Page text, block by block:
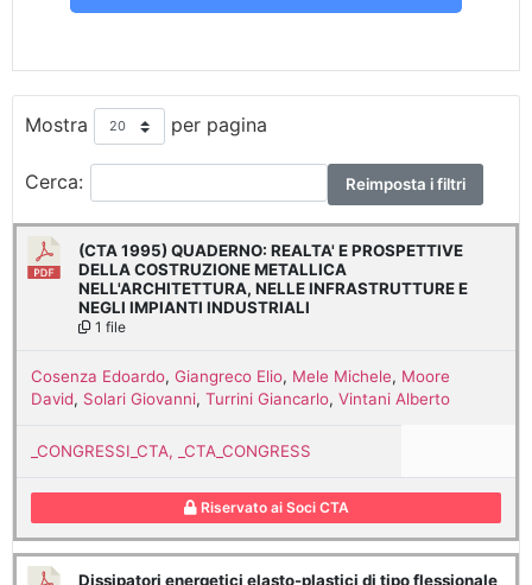
Mostra per pagina
Cerca: Reimposta i filtri
(CTA 1995) QUADERNO: REALTA' E PROSPETTIVE
DELLA COSTRUZIONE METALLICA
NELL'ARCHITETTURA, NELLE INFRASTRUTTURE E
NEGLI IMPIANTI INDUSTRIALI
1 file
Cosenza Edoardo, Giangreco Elio, Mele Michele, Moore
David, Solari Giovanni, Turrini Giancarlo, Vintani Alberto
_CONGRESSI_CTA, _CTA_CONGRESS
Riservato ai Soci CTA
Dissipatori energetici elasto-plastici di tipo flessionale